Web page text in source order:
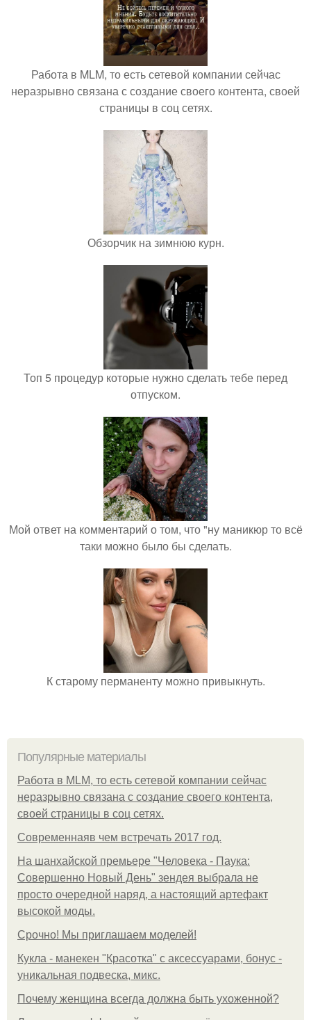
Работа в MLM, то есть сетевой компании сейчас
неразрывно связана с создание своего контента, своей
страницы в соц сетях.
Обзорчик на зимнюю курн.
Топ 5 процедур которые нужно сделать тебе перед
отпуском.
Мой ответ на комментарий о том, что "ну маникюр то всё
таки можно было бы сделать.
К старому перманенту можно привыкнуть.
Популярные материалы
Работа в MLM, то есть сетевой компании сейчас
неразрывно связана с создание своего контента,
своей страницы в соц сетях.
Современнаяв чем встречать 2017 год.
На шанхайской премьере "Человека - Паука:
Совершенно Новый День" зендея выбрала не
просто очередной наряд, а настоящий артефакт
высокой моды.
Срочно! Мы приглашаем моделей!
Кукла - манекен "Красотка" с аксессуарами, бонус -
уникальная подвеска, микс.
Почему женщина всегда должна быть ухоженной?